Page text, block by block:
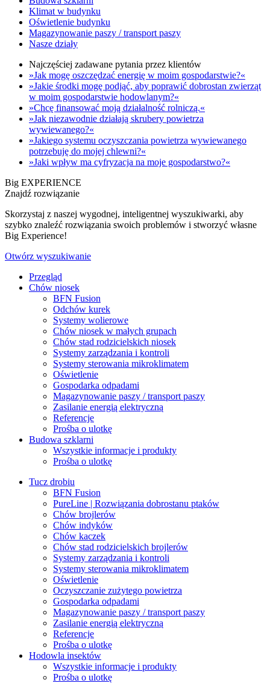
Klimat w budynku
Oświetlenie budynku
Magazynowanie paszy / transport paszy
Nasze działy
Najczęściej zadawane pytania przez klientów
»Jak mogę oszczędzać energię w moim gospodarstwie?«
»Jakie środki mogę podjąć, aby poprawić dobrostan zwierząt
w moim gospodarstwie hodowlanym?«
»Chcę finansować moją działalność rolniczą.«
»Jak niezawodnie działają skrubery powietrza
wywiewanego?«
»Jakiego systemu oczyszczania powietrza wywiewanego
potrzebuję do mojej chlewni?«
»Jaki wpływ ma cyfryzacja na moje gospodarstwo?«
Big EXPERIENCE
Znajdź rozwiązanie
Skorzystaj z naszej wygodnej, inteligentnej wyszukiwarki, aby
szybko znaleźć rozwiązania swoich problemów i stworzyć własne
Big Experience!
Otwórz wyszukiwanie
Przegląd
Chów niosek
BFN Fusion
Odchów kurek
Systemy wolierowe
Chów niosek w małych grupach
Chów stad rodzicielskich niosek
Systemy zarządzania i kontroli
Systemy sterowania mikroklimatem
Oświetlenie
Gospodarka odpadami
Magazynowanie paszy / transport paszy
Zasilanie energią elektryczną
Referencje
Prośba o ulotkę
Budowa szklarni
Wszystkie informacje i produkty
Prośba o ulotkę
Tucz drobiu
BFN Fusion
PureLine | Rozwiązania dobrostanu ptaków
Chów brojlerów
Chów indyków
Chów kaczek
Chów stad rodzicielskich brojlerów
Systemy zarządzania i kontroli
Systemy sterowania mikroklimatem
Oświetlenie
Oczyszczanie zużytego powietrza
Gospodarka odpadami
Magazynowanie paszy / transport paszy
Zasilanie energią elektryczną
Referencje
Prośba o ulotkę
Hodowla insektów
Wszystkie informacje i produkty
Prośba o ulotkę